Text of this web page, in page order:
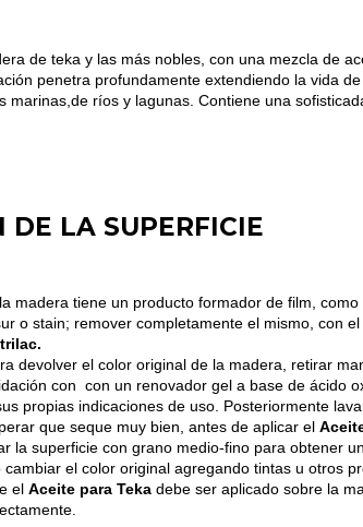
de teka y las más nobles, con una mezcla de
penetra profundamente extendiendo la vida
marinas,de ríos y lagunas. Contiene una
DE LA SUPERFICIE
madera tiene un producto formador de film, como
o stain; remover completamente el mismo, con el
devolver el color original de la madera, retirar
con con un renovador gel a base de ácido
propias indicaciones de uso. Posteriormente
que seque muy bien, antes de aplicar el
la superficie con grano medio-fino para obtener
cambiar el color original agregando tintas u otros
elAceite para Teka debe ser aplicado sobre la